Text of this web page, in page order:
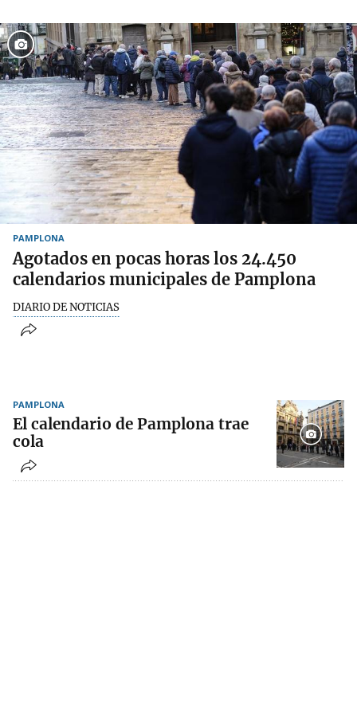
PAMPLONA
Agotados en pocas horas los 24.450
calendarios municipales de Pamplona
DIARIO DE NOTICIAS
PAMPLONA
El calendario de Pamplona trae
cola